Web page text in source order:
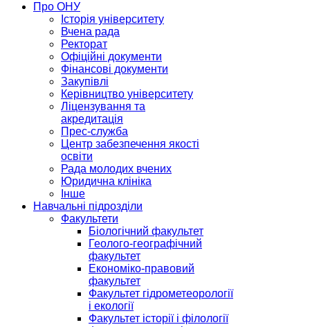
Про ОНУ
Історія університету
Вчена рада
Ректорат
Офіційні документи
Фінансові документи
Закупівлі
Керівництво університету
Ліцензування та
акредитація
Прес-служба
Центр забезпечення якості
освіти
Рада молодих вчених
Юридична клініка
Інше
Навчальні підрозділи
Факультети
Біологічний факультет
Геолого-географічний
факультет
Економіко-правовий
факультет
Факультет гідрометеорології
і екології
Факультет історії і філології